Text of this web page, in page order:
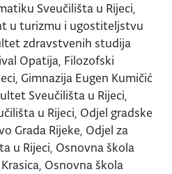
Sveučilišta u Rijeci,
u turizmu i ugostiteljstvu
zdravstvenih studija
Opatija, Filozofski
Gimnazija Eugen Kumičić
Sveučilišta u Rijeci,
u Rijeci, Odjel gradske
Grada Rijeke, Odjel za
u Rijeci, Osnovna škola
Osnovna škola